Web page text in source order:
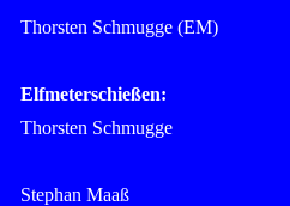
Thorsten Schmugge (EM)
Elfmeterschießen:
Thorsten Schmugge
Stephan Maaß